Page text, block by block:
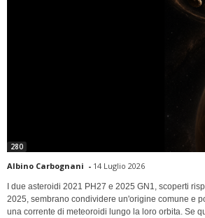
280
Albino Carbognani - 14 Luglio 2026
I due asteroidi 2021 PH27 e 2025 GN1, scoperti
2025, sembrano condividere un'origine comune e
una corrente di meteoroidi lungo la loro orbita. Se